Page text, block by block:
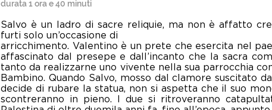
durata 1 ora e 40 minuti
Salvo è un ladro di sacre reliquie, ma non è affatto
furti solo un’occasione di
arricchimento. Valentino è un prete che esercita nel
affascinato dal presepe e dall’incanto che la sacra
tanto da realizzarne uno vivente nella sua parrocchia
Bambino. Quando Salvo, mosso dal clamore suscitato
decide di rubare la statua, non si aspetta che il suo
scontreranno in pieno. I due si ritroveranno